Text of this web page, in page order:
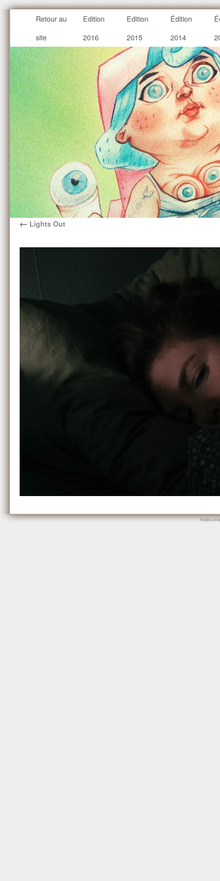
Retour au
site
Edition
2016
Edition
2015
Édition
2014
← Lights Out